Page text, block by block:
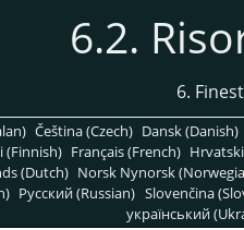
6.2.
6.
Čeština (Czech) Dansk (Danish)
(Finnish) Français (French)
(Dutch) Norsk Nynorsk
Pусский (Russian) Slovenčina
український